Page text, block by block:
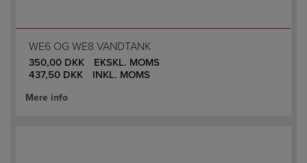
WE6 OG WE8 VANDTANK
350,00 DKK
EKSKL. MOMS
437,50 DKK INKL. MOMS
Mere info